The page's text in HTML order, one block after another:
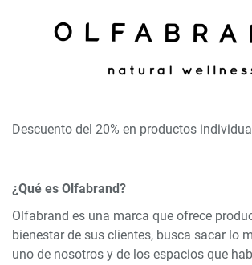
Descuento del 20% en productos
¿Qué es Olfabrand?
Olfabrand es una marca que ofrece
bienestar de sus clientes, busca sacar lo
uno de nosotros y de los espacios que